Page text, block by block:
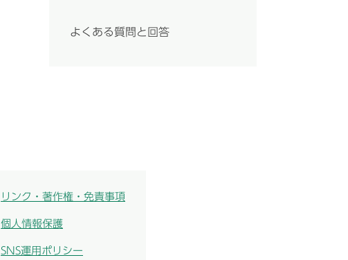
よくある質問と回答
リンク・著作権・免責事項
個人情報保護
SNS運用ポリシー